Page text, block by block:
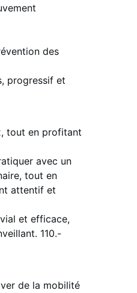
des
progressif et
tout en profitant
avec un
tout en
attentif et
et efficace,
110.-
de la mobilité